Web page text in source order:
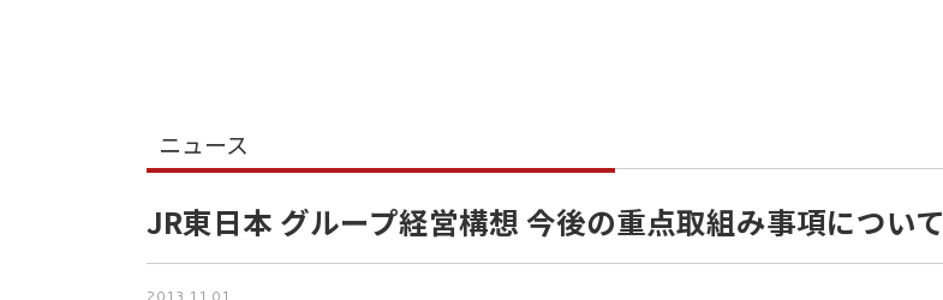
ニュース
JR東日本 グループ経営構想 今後の重点取組み事項について